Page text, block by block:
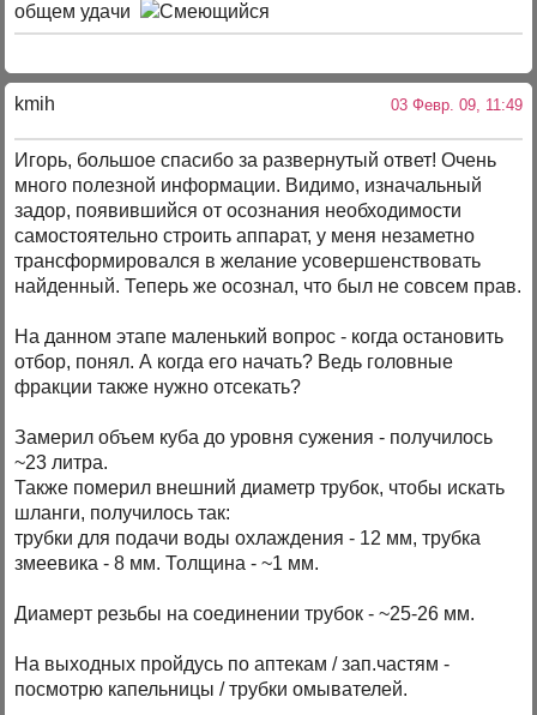
общем удачи
kmih 03 Февр. 09, 11:49
Игорь, большое спасибо за развернутый ответ! Очень
много полезной информации. Видимо, изначальный
задор, появившийся от осознания необходимости
самостоятельно строить аппарат, у меня незаметно
трансформировался в желание усовершенствовать
найденный. Теперь же осознал, что был не совсем прав.
На данном этапе маленький вопрос - когда остановить
отбор, понял. А когда его начать? Ведь головные
фракции также нужно отсекать?
Замерил объем куба до уровня сужения - получилось
~23 литра.
Также померил внешний диаметр трубок, чтобы искать
шланги, получилось так:
трубки для подачи воды охлаждения - 12 мм, трубка
змеевика - 8 мм. Толщина - ~1 мм.
Диамерт резьбы на соединении трубок - ~25-26 мм.
На выходных пройдусь по аптекам / зап.частям -
посмотрю капельницы / трубки омывателей.